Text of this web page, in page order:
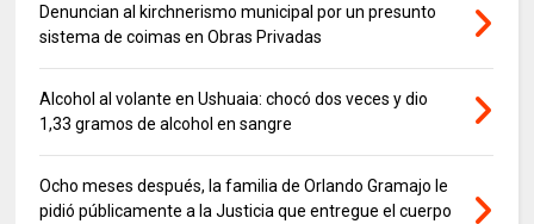
Denuncian al kirchnerismo municipal por un presunto
sistema de coimas en Obras Privadas
Alcohol al volante en Ushuaia: chocó dos veces y dio
1,33 gramos de alcohol en sangre
Ocho meses después, la familia de Orlando Gramajo le
pidió públicamente a la Justicia que entregue el cuerpo